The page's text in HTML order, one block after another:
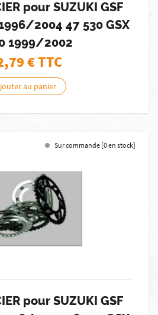
pour SUZUKI GSF
2004 47 530 GSX
1999/2002
€ TTC
au panier
Sur commande [0 en stock]
pour SUZUKI GSF